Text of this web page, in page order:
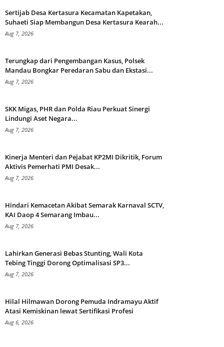
Sertijab Desa Kertasura Kecamatan Kapetakan,
Suhaeti Siap Membangun Desa Kertasura Kearah...
Aug 7, 2026
Terungkap dari Pengembangan Kasus, Polsek
Mandau Bongkar Peredaran Sabu dan Ekstasi...
Aug 7, 2026
SKK Migas, PHR dan Polda Riau Perkuat Sinergi
Lindungi Aset Negara...
Aug 7, 2026
Kinerja Menteri dan Pejabat KP2MI Dikritik, Forum
Aktivis Pemerhati PMI Desak...
Aug 7, 2026
Hindari Kemacetan Akibat Semarak Karnaval SCTV,
KAI Daop 4 Semarang Imbau...
Aug 7, 2026
Lahirkan Generasi Bebas Stunting, Wali Kota
Tebing Tinggi Dorong Optimalisasi SP3...
Aug 7, 2026
Hilal Hilmawan Dorong Pemuda Indramayu Aktif
Atasi Kemiskinan lewat Sertifikasi Profesi
Aug 6, 2026